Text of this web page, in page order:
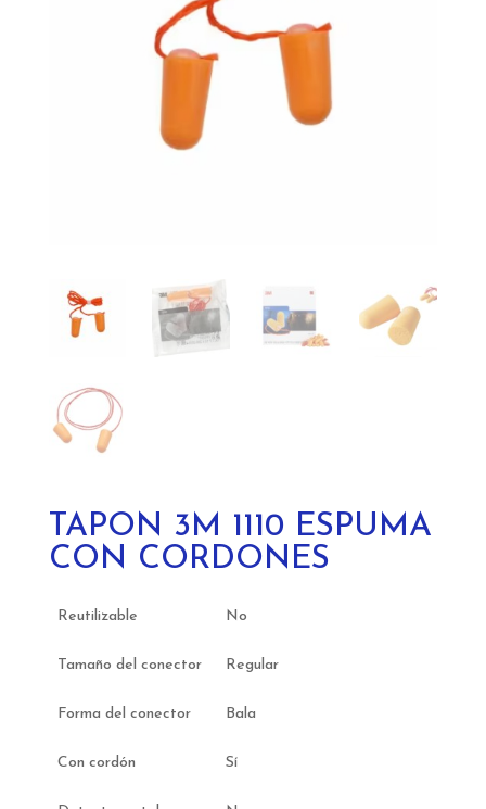
TAPON 3M 1110 ESPUMA
CON CORDONES
Reutilizable No
Tamaño del conector Regular
Forma del conector Bala
Con cordón Sí